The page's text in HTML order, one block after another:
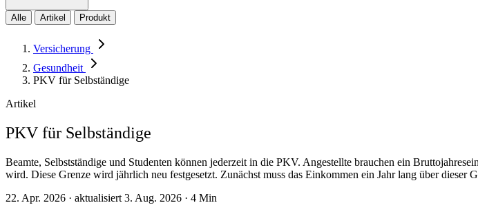
Alle Artikel Produkt
Versicherung
Gesundheit
PKV für Selbständige
Artikel
PKV für Selbständige
Beamte, Selbstständige und Studenten können jederzeit in die PKV. Angestellte brauchen ein
wird. Diese Grenze wird jährlich neu festgesetzt. Zunächst muss das Einkommen ein Jahr lang über dieser
22. Apr. 2026 · aktualisiert 3. Aug. 2026 · 4 Min